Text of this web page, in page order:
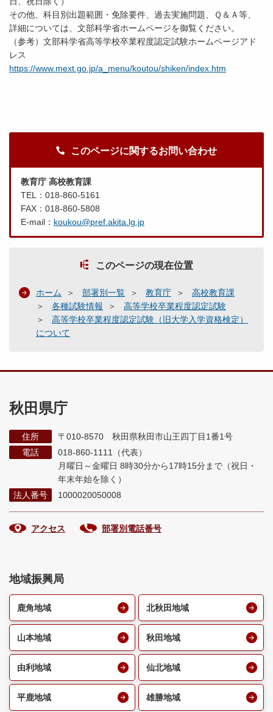
その他、科目別出題範囲・免除要件、過去実施問題、Ｑ＆Ａ等、
詳細については、文部科学省ホームページを御覧ください。
（参考）文部科学省高等学校卒業程度認定試験ホームページアド
レス
https://www.mext.go.jp/a_menu/koutou/shiken/index.htm
このページに関するお問い合わせ
教育庁 高校教育課
TEL：018-860-5161
FAX：018-860-5808
E-mail： koukou@pref.akita.lg.jp
このページの現在位置
ホーム 部署別一覧 教育庁
高校教育課
各種試験情報
高等学校卒業程度認定試験
高等学校卒業程度認定試験（旧大学入学資格検定）
について
秋田県庁
住所
〒010-8570 秋田県秋田市山王四丁目1番1号
電話
018-860-1111（代表）
月曜日～金曜日 8時30分から17時15分まで （祝日・
年末年始を除く）
法人番号
1000020050008
アクセス 部署別電話番号
地域振興局
鹿角地域 北秋田地域
山本地域 秋田地域
由利地域 仙北地域
平鹿地域 雄勝地域